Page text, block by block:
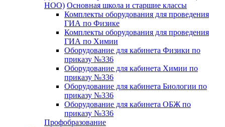
НОО) Основная школа и старшие классы
Комплекты оборудования для проведения
ГИА по Физике
Комплекты оборудования для проведения
ГИА по Химии
Оборудование для кабинета Физики по
приказу №336
Оборудование для кабинета Химии по
приказу №336
Оборудование для кабинета Биологии по
приказу №336
Оборудование для кабинета ОБЖ по
приказу №336
Профобразование